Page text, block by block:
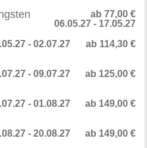
ab 77,00 €
06.05.27 - 17.05.27
ab 114,30 €
- 02.07.27
ab 125,00 €
- 09.07.27
ab 149,00 €
- 01.08.27
ab 149,00 €
- 20.08.27